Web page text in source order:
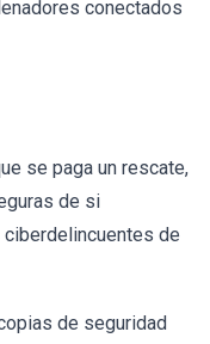
conectados
se paga un rescate,
de si
de
de seguridad